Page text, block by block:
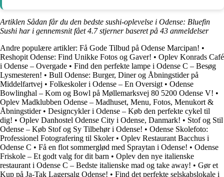
Artiklen Sådan får du den bedste sushi-oplevelse i Odense: Bluefin
Sushi har i gennemsnit fået4.7stjerner baseret på 43 anmeldelser
Andre populære artikler: Få Gode Tilbud på Odense Marcipan! •
Reshopit Odense: Find Unikke Fotos og Gaver! • Oplev Konrads Café
i Odense – Overgade • Find den perfekte lampe i Odense C – Besøg
Lysmesteren! • Bull Odense: Burger, Diner og Åbningstider på
Middelfartvej • Folkeskoler i Odense – En Oversigt • Odense
Bowlinghal – Kom og Bowl på Møllemarksvej 80 5200 Odense V! •
Oplev Madklubben Odense – Madhuset, Menu, Fotos, Menukort &
Åbningstider• Designcykler i Odense – Køb den perfekte cykel til
dig! • Oplev Danhostel Odense City i Odense, Danmark! • Stof og Stil
Odense – Køb Stof og Sy Tilbehør i Odense! • Odense Skolefoto:
Professionel Fotografering til Skoler• Oplev Restaurant Bacchus i
Odense C • Få en flot sommerglød med Spraytan i Odense! • Odense
Friskole – Et godt valg for dit barn • Oplev den nye italienske
restaurant i Odense C – Bedste italienske mad og take away! • Gør et
Kup på Ja-Tak Lagersalg Odense! • Find det perfekte selskabslokale i